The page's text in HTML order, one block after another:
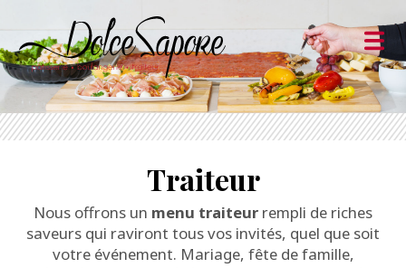
Traiteur
Nous offrons un menu traiteur rempli de riches
saveurs qui raviront tous vos invités, quel que soit
votre événement. Mariage, fête de famille,